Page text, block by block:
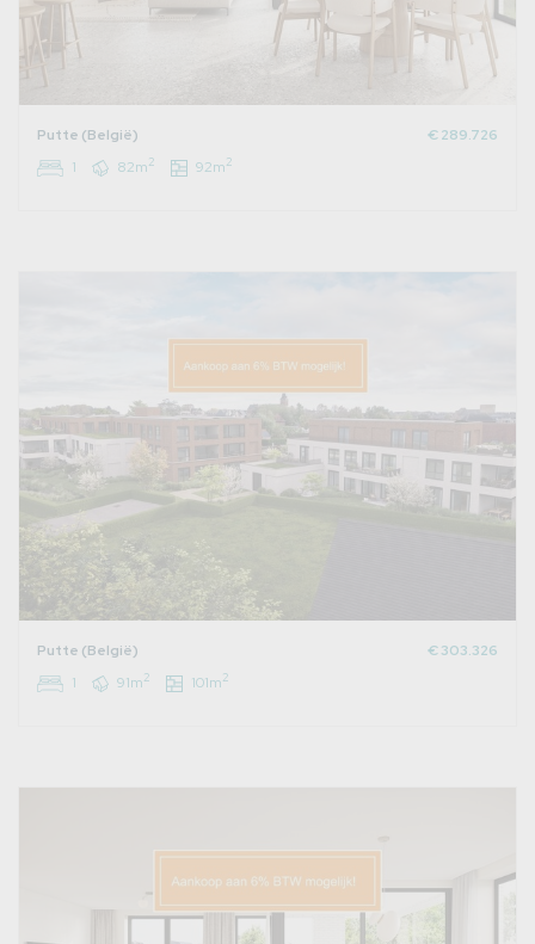
Putte (België)
€ 289.726
1
82m2 92m2
Putte (België)
€ 303.326
1
91m2 101m2